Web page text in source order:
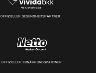
OFFIZIELLER GESUNDHEITSPARTNER
OFFIZIELLER ERNÄHRUNGSPARTNER